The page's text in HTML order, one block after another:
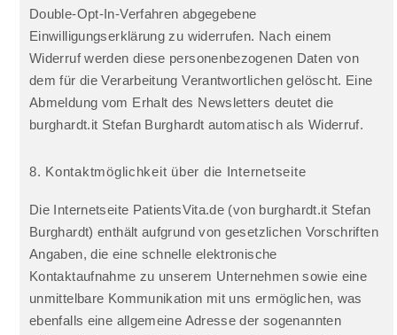
Double-Opt-In-Verfahren abgegebene
Einwilligungserklärung zu widerrufen. Nach einem
Widerruf werden diese personenbezogenen Daten von
dem für die Verarbeitung Verantwortlichen gelöscht. Eine
Abmeldung vom Erhalt des Newsletters deutet die
burghardt.it Stefan Burghardt automatisch als Widerruf.
8. Kontaktmöglichkeit über die Internetseite
Die Internetseite PatientsVita.de (von burghardt.it Stefan
Burghardt) enthält aufgrund von gesetzlichen Vorschriften
Angaben, die eine schnelle elektronische
Kontaktaufnahme zu unserem Unternehmen sowie eine
unmittelbare Kommunikation mit uns ermöglichen, was
ebenfalls eine allgemeine Adresse der sogenannten